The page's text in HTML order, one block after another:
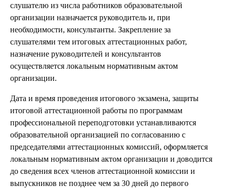
слушателю из числа работников образовательной
организации назначается руководитель и, при
необходимости, консультанты. Закрепление за
слушателями тем итоговых аттестационных работ,
назначение руководителей и консультантов
осуществляется локальным нормативным актом
организации.
Дата и время проведения итогового экзамена, защиты
итоговой аттестационной работы по программам
профессиональной переподготовки устанавливаются
образовательной организацией по согласованию с
председателями аттестационных комиссий, оформляется
локальным нормативным актом организации и доводится
до сведения всех членов аттестационной комиссии и
выпускников не позднее чем за 30 дней до первого